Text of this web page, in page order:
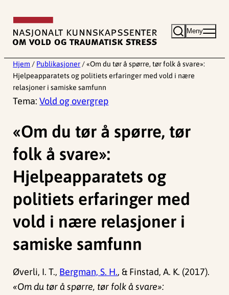
innhold
Meny
Hjem / Publikasjoner / «Om du tør å spørre, tør folk å svare»:
Hjelpeapparatets og politiets erfaringer med vold i nære
relasjoner i samiske samfunn
Tema:Vold og overgrep
«Om du tør å spørre, tør
folk å svare»:
Hjelpeapparatets og
politiets erfaringer med
vold i nære relasjoner i
samiske samfunn
Øverli, I. T., Bergman, S. H., & Finstad, A. K. (2017).
«Om du tør å spørre, tør folk å svare»: